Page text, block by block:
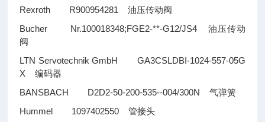
Rexroth R900954281油压传动阀
Bucher Nr.100018348;FGE2-**-G12/JS4油压传动
阀
LTN Servotechnik GmbH GA3CSLDBI-1024-557-05G
X编码器
BANSBACH D2D2-50-200-535--004/300N气弹簧
Hummel 1097402550管接头